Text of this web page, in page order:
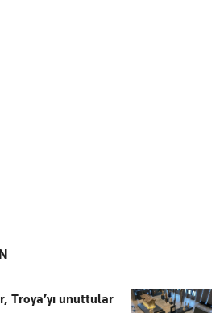
Troya’yı unuttular